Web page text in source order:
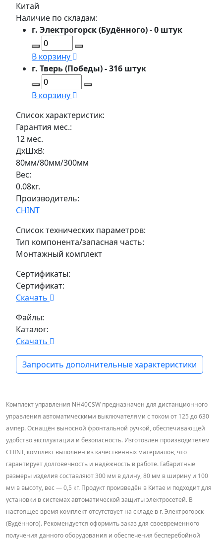
Китай
Наличие по складам:
г. Электрогорск (Будённого) - 0 штук
В корзину
г. Тверь (Победы) - 316 штук
В корзину
Список характеристик:
Гарантия мес.:
12 мес.
ДxШxВ:
80мм/80мм/300мм
Вес:
0.08кг.
Производитель:
CHINT
Список технических параметров:
Тип компонента/запасная часть:
Монтажный комплект
Сертификаты:
Сертификат:
Скачать
Файлы:
Каталог:
Скачать
Запросить дополнительные характеристики
Комплект управления NH40CSW предназначен для дистанционного
управления автоматическими выключателями с током от 125 до 630
ампер. Оснащён выносной фронтальной ручкой, обеспечивающей
удобство эксплуатации и безопасность. Изготовлен производителем
CHINT, комплект выполнен из качественных материалов, что
гарантирует долговечность и надёжность в работе. Габаритные
размеры изделия составляют 300 мм в длину, 80 мм в ширину и 100
мм в высоту, вес — 0,5 кг. Продукт произведён в Китае и подходит для
установки в системах автоматической защиты электросетей. В
настоящее время комплект отсутствует на складе в г. Электрогорск
(Будённого). Рекомендуется оформить заказ для своевременного
получения данного оборудования и обеспечения бесперебойной